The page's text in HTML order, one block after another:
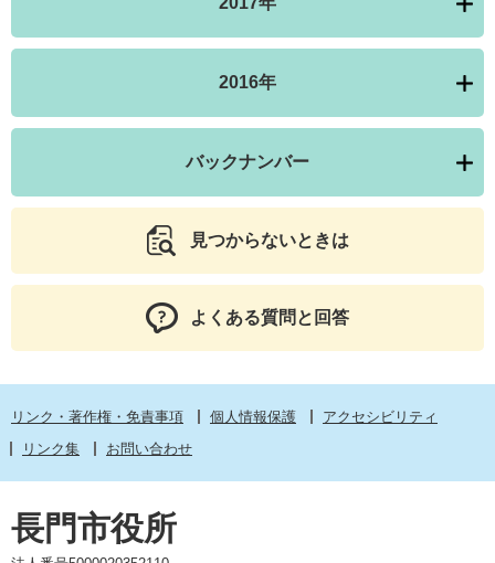
2016年
バックナンバー
見つからないときは
よくある質問と回答
リンク・著作権・免責事項 個人情報保護
アクセシビリティ
リンク集
お問い合わせ
長門市役所